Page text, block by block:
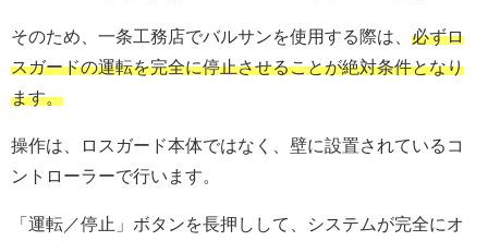
そのため、一条工務店でバルサンを使用する際は、 必ずロ
スガードの運転を完全に停止させることが絶対条件となり
ます。
操作は、ロスガード本体ではなく、壁に設置されているコ
ントローラーで行います。
「運転／停止」ボタンを長押しして、システムが完全にオ